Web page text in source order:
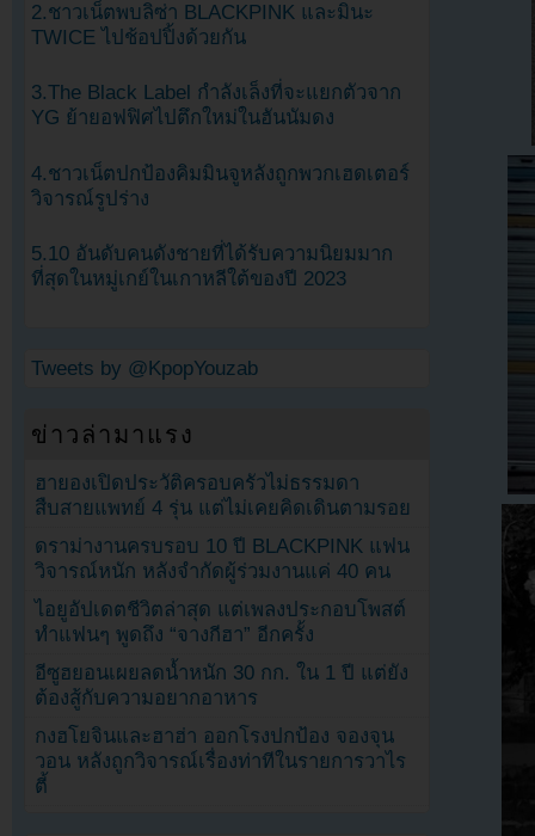
2.ชาวเน็ตพบลิซ่า BLACKPINK และมินะ
TWICE ไปช้อปปิ้งด้วยกัน
3.The Black Label กำลังเล็งที่จะแยกตัวจาก
YG ย้ายอฟฟิศไปตึกใหม่ในฮันนัมดง
4.ชาวเน็ตปกป้องคิมมินจูหลังถูกพวกเฮดเตอร์
วิจารณ์รูปร่าง
5.10 อันดับคนดังชายที่ได้รับความนิยมมาก
ที่สุดในหมู่เกย์ในเกาหลีใต้ของปี 2023
Tweets by @KpopYouzab
ข่าวล่ามาแรง
ฮายองเปิดประวัติครอบครัวไม่ธรรมดา
สืบสายแพทย์ 4 รุ่น แต่ไม่เคยคิดเดินตามรอย
ดราม่างานครบรอบ 10 ปี BLACKPINK แฟน
วิจารณ์หนัก หลังจำกัดผู้ร่วมงานแค่ 40 คน
ไอยูอัปเดตชีวิตล่าสุด แต่เพลงประกอบโพสต์
ทำแฟนๆ พูดถึง “จางกีฮา” อีกครั้ง
อีซูฮยอนเผยลดน้ำหนัก 30 กก. ใน 1 ปี แต่ยัง
ต้องสู้กับความอยากอาหาร
กงฮโยจินและฮาฮ่า ออกโรงปกป้อง จองจุน
วอน หลังถูกวิจารณ์เรื่องท่าทีในรายการวาไร
ตี้